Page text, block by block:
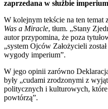
zaprzedana w służbie imperium
W kolejnym tekście na ten temat
Was a Miracle, tłum. „Stany
autor przypomina, że poza
„system Ojców Założycieli
wygody imperium”.
W jego opinii zarówno
były „cudami zrodzonymi z
politycznych i kulturowych,
powtórzą”.